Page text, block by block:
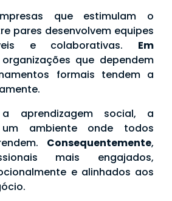
que estimulam o
pares desenvolvem equipes
e colaborativas. Em
que dependem
formais tendem a
aprendizagem social, a
ambiente onde todos
Consequentemente,
mais engajados,
e alinhados aos